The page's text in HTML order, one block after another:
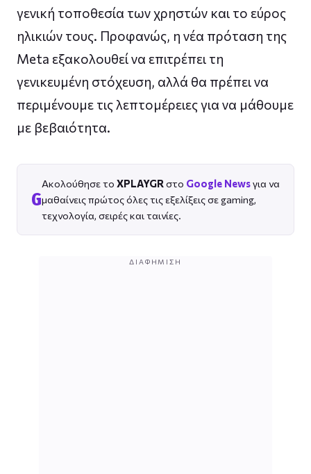
γενική τοποθεσία των χρηστών και το εύρος
ηλικιών τους. Προφανώς, η νέα πρόταση της
Meta εξακολουθεί να επιτρέπει τη
γενικευμένη στόχευση, αλλά θα πρέπει να
περιμένουμε τις λεπτομέρειες για να μάθουμε
με βεβαιότητα.
G
Ακολούθησε το XPLAYGR στο Google Newsγια να
μαθαίνεις πρώτος όλες τις εξελίξεις σε gaming,
τεχνολογία, σειρές και ταινίες.
ΔΙΑΦΉΜΙΣΗ